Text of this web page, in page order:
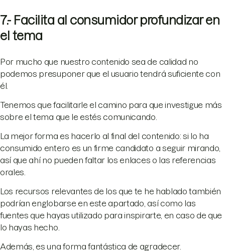
7.- Facilita al consumidor profundizar en
el tema
Por mucho que nuestro contenido sea de calidad no
podemos presuponer que el usuario tendrá suficiente con
él.
Tenemos que facilitarle el camino para que investigue más
sobre el tema que le estés comunicando.
La mejor forma es hacerlo al final del contenido: si lo ha
consumido entero es un firme candidato a seguir mirando,
así que ahí no pueden faltar los enlaces o las referencias
orales.
Los recursos relevantes de los que te he hablado también
podrían englobarse en este apartado, así como las
fuentes que hayas utilizado para inspirarte, en caso de que
lo hayas hecho.
Además, es una forma fantástica de agradecer.